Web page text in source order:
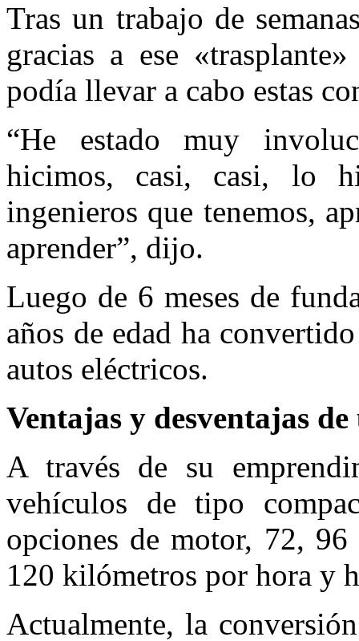
Tras un trabajo de
gracias a ese
podía llevar a cabo estas
“He estado muy
hicimos, casi, casi, lo
ingenieros que tenemos,
aprender”, dijo.
Luego de 6 meses de
años de edad ha
autos eléctricos.
Ventajas y desventajas
A través de su
vehículos de tipo
opciones de motor, 72,
120 kilómetros por hora y
Actualmente, la